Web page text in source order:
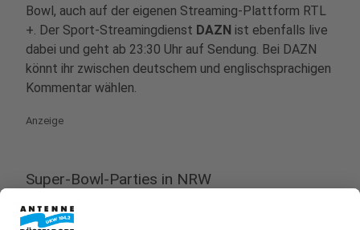
Bowl, auch auf der eigenen Streaming-Plattform RTL
+. Der Sport-Streamingdienst DAZN ist ebenfalls live
dabei und geht ab 23:30 Uhr auf Sendung. Bei DAZN
könnt ihr zwischen deutschem und englischsprachigen
Kommentar wählen.
Anzeige
Super-Bowl-Parties in NRW